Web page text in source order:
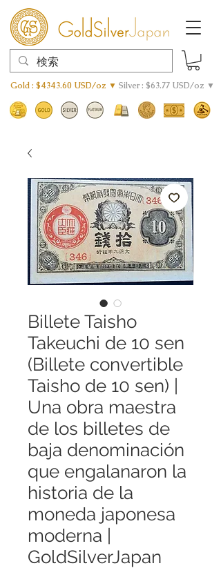
Gold : $4343.60 USD/oz ▼ Silver : $63.77 USD/oz ▼
Billete Taisho
Takeuchi de 10 sen
(Billete convertible
Taisho de 10 sen) |
Una obra maestra
de los billetes de
baja denominación
que engalanaron la
historia de la
moneda japonesa
moderna |
GoldSilverJapan